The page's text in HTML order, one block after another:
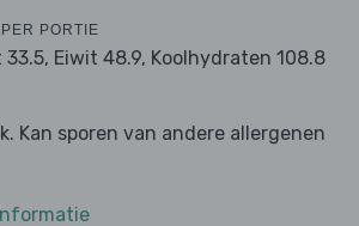
PORTIE
33.5, Eiwit 48.9, Koolhydraten 108.8
Kan sporen van andere allergenen